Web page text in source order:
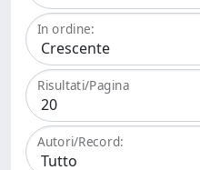
In ordine:
Risultati/Pagina
Autori/Record: